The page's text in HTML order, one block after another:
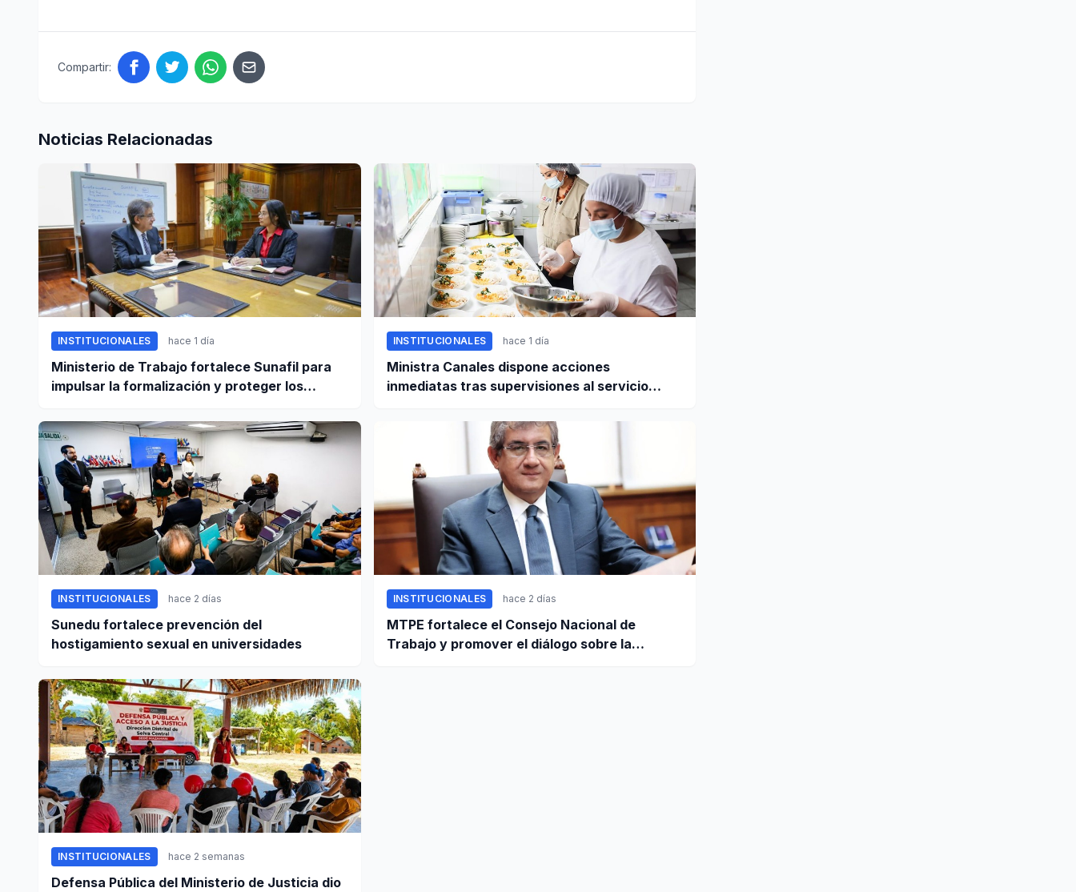
Compartir:
Noticias Relacionadas
INSTITUCIONALES hace 1 día
Ministerio de Trabajo fortalece Sunafil para
impulsar la formalización y proteger los
INSTITUCIONALES hace 1 día
Ministra Canales dispone acciones
inmediatas tras supervisiones al servicio
INSTITUCIONALES hace 2 días
Sunedu fortalece prevención del
hostigamiento sexual en universidades
INSTITUCIONALES hace 2 días
MTPE fortalece el Consejo Nacional de
Trabajo y promover el diálogo sobre la
INSTITUCIONALES hace 2 semanas
Defensa Pública del Ministerio de Justicia dio